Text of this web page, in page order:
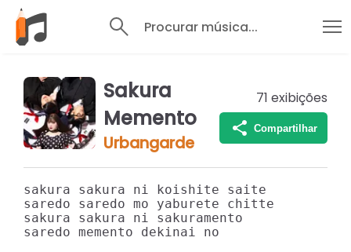
Procurar música...
Sakura
Memento
Urbangarde
71 exibições
Compartilhar
sakura sakura ni koishite saite
saredo saredo mo yaburete chitte
sakura sakura ni sakuramento
saredo memento dekinai no